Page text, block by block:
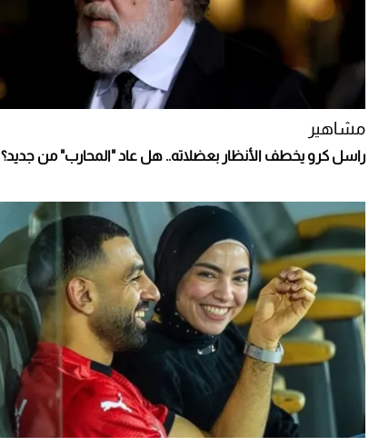
مشاهير
راسل كرو يخطف الأنظار بعضلاته.. هل عاد "المحارب" من جديد؟